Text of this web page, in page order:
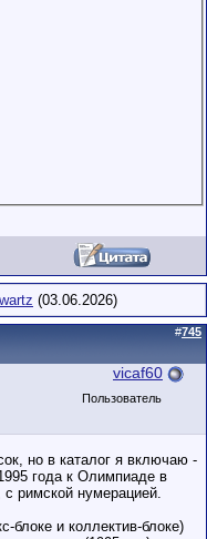
(03.06.2026)
#745
vicaf60
Пользователь
но в каталог я включаю -
года к Олимпиаде в
римской нумерацией.
блоке и коллектив-блоке)